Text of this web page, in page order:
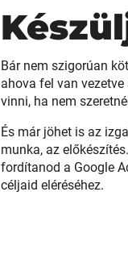
Bár nem szigorúan
ahova fel van
vinni, ha nem
És már jöhet is az
munka, az
fordítanod a Google
céljaid eléréséhez.